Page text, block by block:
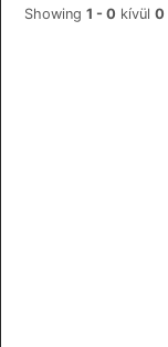
Showing 1 - 0 kívül 0